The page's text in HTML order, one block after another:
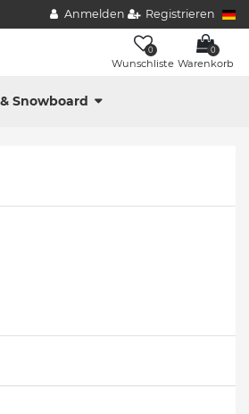
Anmelden Registrieren
0
Wunschliste
0
Warenkorb
Snowboard